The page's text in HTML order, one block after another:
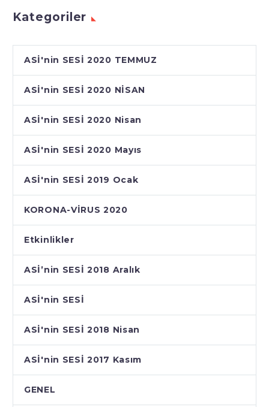
Kategoriler
ASİ'nin SESİ 2020 TEMMUZ
ASİ'nin SESİ 2020 NİSAN
ASİ'nin SESİ 2020 Nisan
ASİ'nin SESİ 2020 Mayıs
ASİ'nin SESİ 2019 Ocak
KORONA-VİRUS 2020
Etkinlikler
ASİ’nin SESİ 2018 Aralık
ASİ'nin SESİ
ASİ'nin SESİ 2018 Nisan
ASİ'nin SESİ 2017 Kasım
GENEL